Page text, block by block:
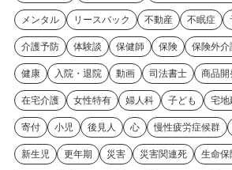
メンタル リースバック 不動産 不眠症
介護予防 体験談 保健師 保険 保険外介
健康 入院・退院 動画 司法書士 商品開
在宅介護 女性特有 婦人科 子ども 宅地
寄付 小児 後見人 心 慢性疲労症候群
新生児 更年期 災害 災害関連死 生命保